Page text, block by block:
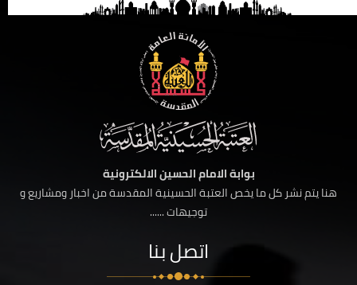
بوابة الامام الحسين الالكترونية
هنا يتم نشر كل ما يخص العتبة الحسينية المقدسة من اخبار ومشاريع و
توجيهات ......
اتصل بنا